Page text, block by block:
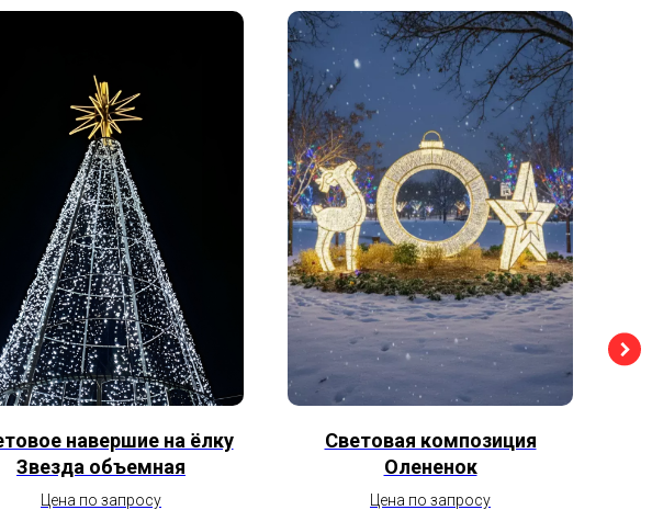
навершие на ёлку
Звезда объемная
Цена по запросу
Световая композиция
Олененок
Цена по запросу